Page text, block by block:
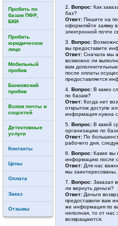
2.
Вопрос:Как
баз?
Ответ:Пишите на
оформляйте заявку
электронной почте
3.
Вопрос:Возможно
вы предоставите
Ответ:Сначала мы
возможно ли
вам
после оплаты
предоставляется
4. Вопрос:В каких
по базам?
Ответ:Когда нет
открытом доступе
информация нужна
5. Вопрос:В какой
организацию по
Ответ:По
рабочего дня,
6.
Вопрос:Какие вы
информацию после
Ответ:Для нас
мы заинтересованы,
7.
Вопрос:Заказал
ли вернуть деньги?
Ответ:Деньги
предоставили вам
же информация по
неполная, то от нас
возвращаются.
Пробить по
базам ПФР,
БКИ
Пробить
юридическое
лицо
Мобильный
пробив
Банковский
пробив
Взлом почты и
соцсетей
Детективные
услуги
Контакты
Цены
Оплата
Заказ
Отзывы